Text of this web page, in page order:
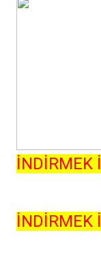
İNDİRMEK
İNDİRMEK